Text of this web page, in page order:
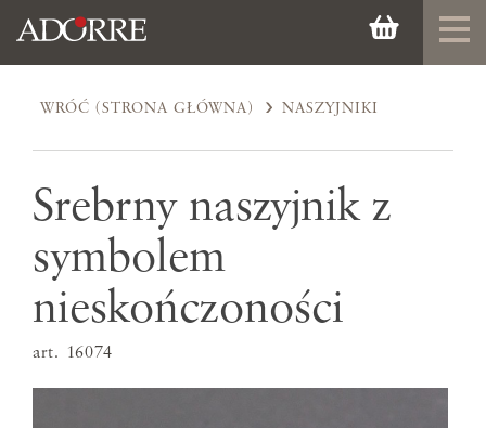
WRÓĆ (STRONA GŁÓWNA) NASZYJNIKI
Srebrny naszyjnik z
symbolem
nieskończoności
art. 16074